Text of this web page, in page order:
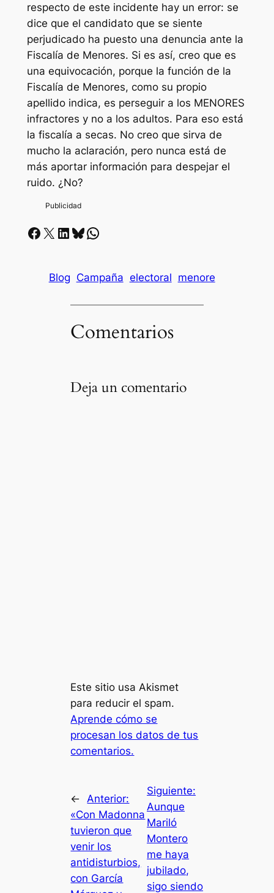
respecto de este incidente hay un error: se
dice que el candidato que se siente
perjudicado ha puesto una denuncia ante la
Fiscalía de Menores. Si es así, creo que es
una equivocación, porque la función de la
Fiscalía de Menores, como su propio
apellido indica, es perseguir a los MENORES
infractores y no a los adultos. Para eso está
la fiscalía a secas. No creo que sirva de
mucho la aclaración, pero nunca está de
más aportar información para despejar el
ruido. ¿No?
Facebook X LinkedIn Bluesky Whatsapp
Blog Campaña electoral menore
Comentarios
Deja un comentario
Este sitio usa Akismet
para reducir el spam.
Aprende cómo se
procesan los datos de tus
comentarios.
←
Anterior:
«Con Madonna
tuvieron que
venir los
antidisturbios,
con García
Siguiente:
Aunque
Mariló
Montero
me haya
jubilado,
sigo siendo